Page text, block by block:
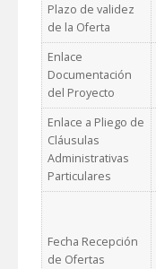
Plazo de validez
de la Oferta
Enlace
Documentación
del Proyecto
Enlace a Pliego de
Cláusulas
Administrativas
Particulares
Fecha Recepción
de Ofertas